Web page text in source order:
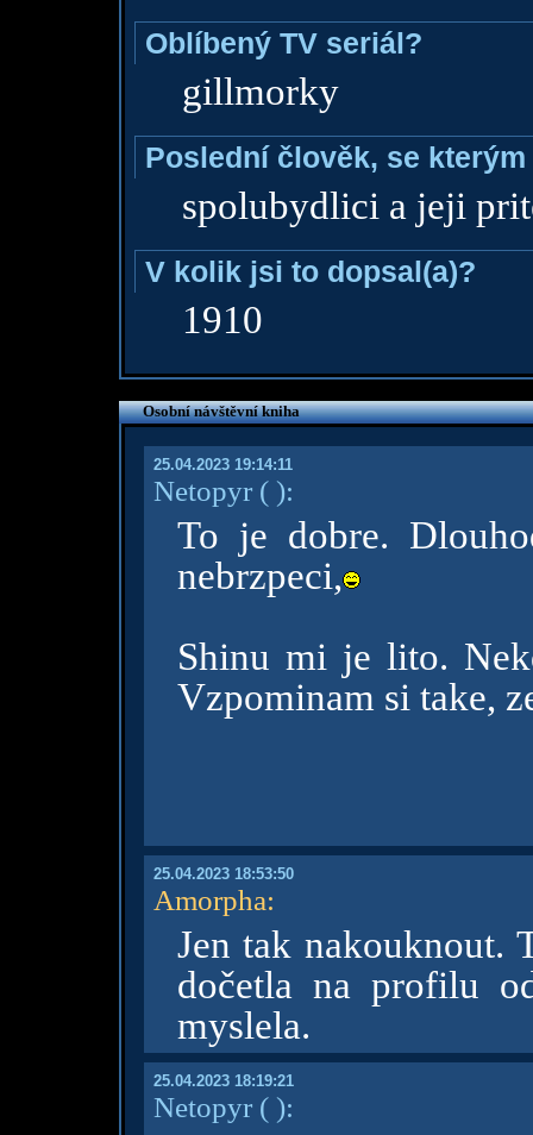
Oblíbený TV seriál?
gillmorky
Poslední člověk, se
spolubydlici a jeji
V kolik jsi to dopsal(a)?
1910
Osobní návštěvní kniha
25.04.2023 19:14:11
Netopyr( ):
To je dobre.
nebrzpeci,
Shinu mi je lito.
Vzpominam si take,
25.04.2023 18:53:50
Amorpha:
Jen tak nakouknout.
dočetla na profilu
myslela.
25.04.2023 18:19:21
Netopyr( ):